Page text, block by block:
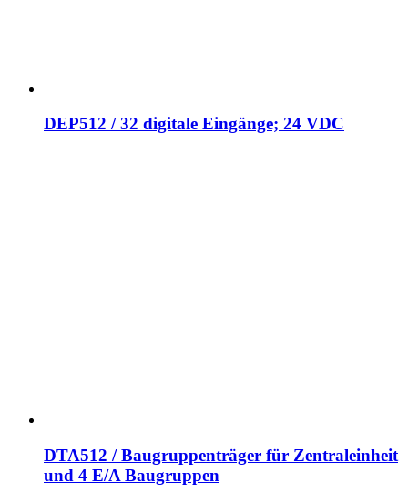
DEP512 / 32 digitale Eingänge; 24 VDC
DTA512 / Baugruppenträger für Zentraleinheit
und 4 E/A Baugruppen